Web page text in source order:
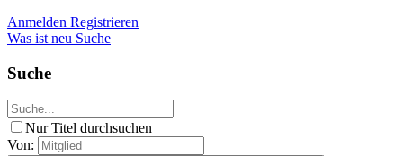
Anmelden Registrieren
Was ist neu Suche
Suche
Nur Titel durchsuchen
Von: